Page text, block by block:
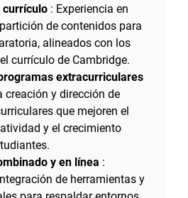
: Experiencia en
de contenidos para
alineados con los
currículo de Cambridge.
extracurriculares
creación y dirección de
que mejoren el
y el crecimiento
y en línea :
de herramientas y